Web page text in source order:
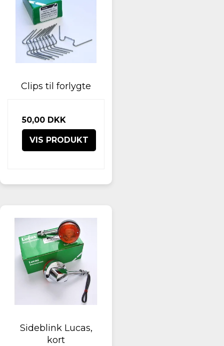
Clips til forlygte
50,00 DKK
VIS PRODUKT
Sideblink Lucas,
kort